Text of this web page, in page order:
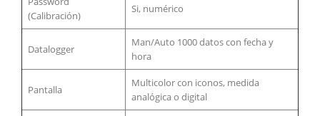
(Calibración)
Si, numérico
Datalogger
Man/Auto 1000 datos con fecha y
hora
Pantalla
Multicolor con iconos, medida
analógica o digital